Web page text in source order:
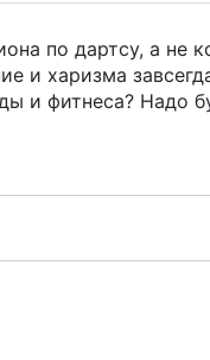
по дартсу, а не
и харизма
и фитнеса? Надо